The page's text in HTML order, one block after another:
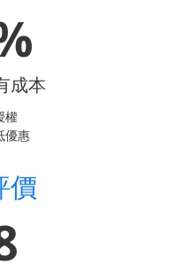
成本
權
優惠
價